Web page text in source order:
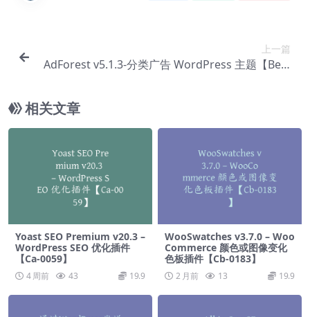
上一篇
AdForest v5.1.3-分类广告 WordPress 主题【Be-0
相关文章
Yoast SEO Premium v​​20.3 –
WordPress SEO 优化插件
【Ca-0059】
4 周前 43 19.9
WooSwatches v3.7.0 – Woo
Commerce 颜色或图像变化
色板插件【Cb-0183】
2 月前 13 19.9